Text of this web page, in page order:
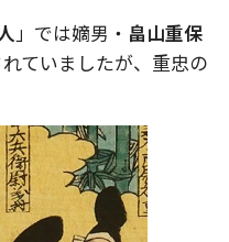
」では嫡男・ 畠山重保
ていましたが、重忠の